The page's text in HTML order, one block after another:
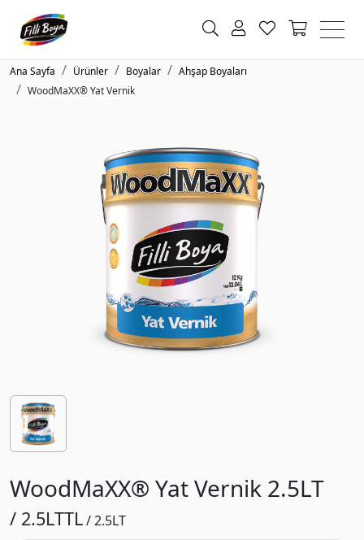
Ana Sayfa Ürünler Boyalar
Ahşap Boyaları
WoodMaXX® Yat Vernik
WoodMaXX® Yat Vernik 2.5LT
/ 2.5LTTL/ 2.5LT